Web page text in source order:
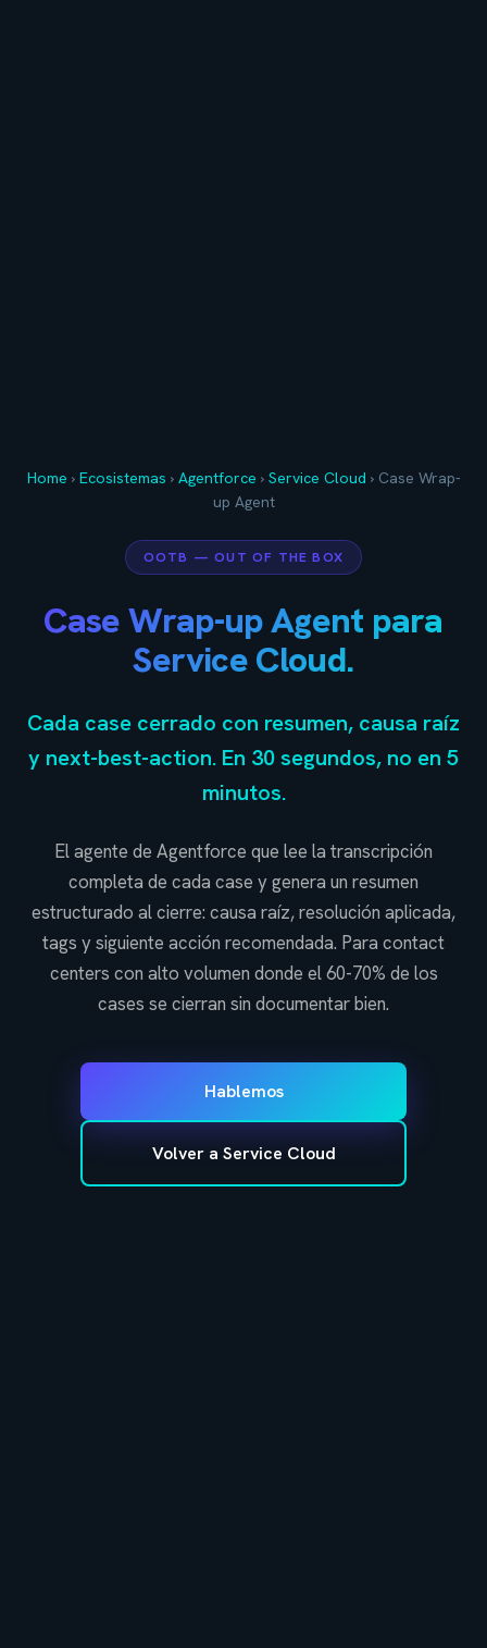
Home › Ecosistemas › Agentforce › Service Cloud › Case Wrap-
up Agent
OOTB — OUT OF THE BOX
Case Wrap-up Agent para
Service Cloud.
Cada case cerrado con resumen, causa raíz
y next-best-action. En 30 segundos, no en 5
minutos.
El agente de Agentforce que lee la transcripción
completa de cada case y genera un resumen
estructurado al cierre: causa raíz, resolución aplicada,
tags y siguiente acción recomendada. Para contact
centers con alto volumen donde el 60-70% de los
cases se cierran sin documentar bien.
Hablemos
Volver a Service Cloud